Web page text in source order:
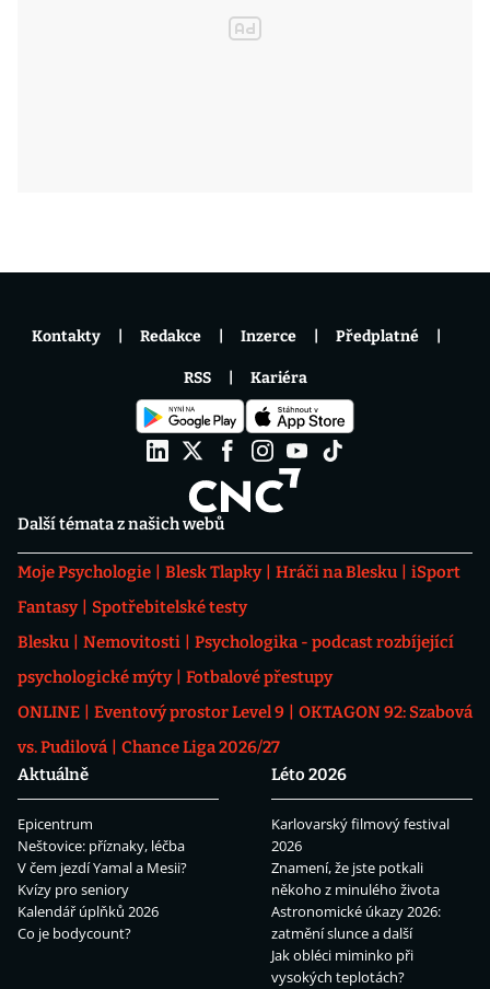
Další témata z našich webů
Moje Psychologie Blesk Tlapky Hráči na Blesku
iSport
Fantasy
Spotřebitelské testy
Blesku
Nemovitosti
Psychologika - podcast rozbíjející
psychologické mýty
Fotbalové přestupy
ONLINE
Eventový prostor Level 9
OKTAGON 92: Szabová
vs. Pudilová
Chance Liga 2026/27
Aktuálně
Epicentrum
Neštovice: příznaky, léčba
V čem jezdí Yamal a Mesii?
Kvízy pro seniory
Kalendář úplňků 2026
Co je bodycount?
Léto 2026
Karlovarský filmový festival
2026
Znamení, že jste potkali
někoho z minulého života
Astronomické úkazy 2026:
zatmění slunce a další
Jak obléci miminko při
vysokých teplotách?
Kontakty Redakce Inzerce Předplatné
RSS Kariéra